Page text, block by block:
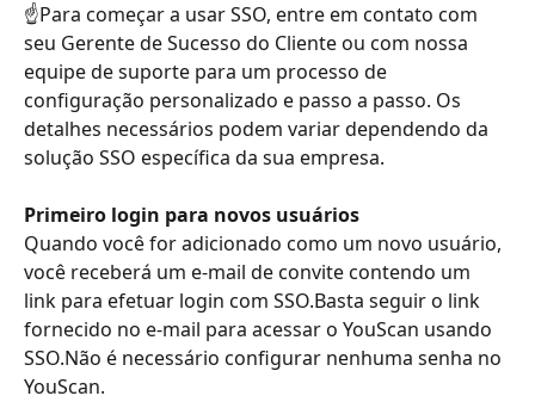
☝️Para começar a usar SSO, entre em contato com
seu Gerente de Sucesso do Cliente ou com nossa
equipe de suporte para um processo de
configuração personalizado e passo a passo. Os
detalhes necessários podem variar dependendo da
solução SSO específica da sua empresa.
Primeiro login para novos usuários
Quando você for adicionado como um novo usuário,
você receberá um e-mail de convite contendo um
link para efetuar login com SSO.Basta seguir o link
fornecido no e-mail para acessar o YouScan usando
SSO.Não é necessário configurar nenhuma senha no
YouScan.